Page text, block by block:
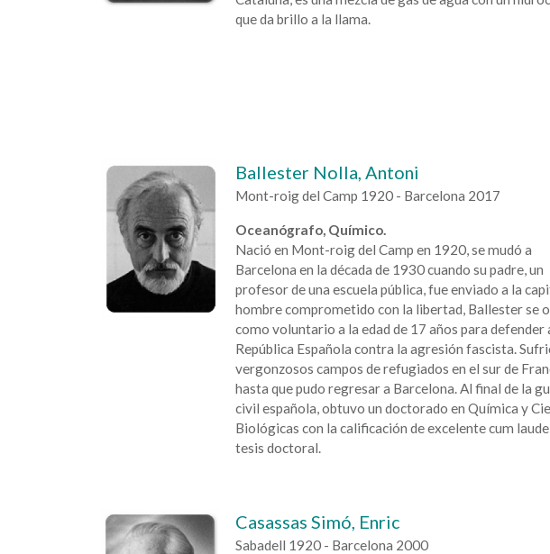
que da brillo a la llama.
Ballester Nolla, Antoni
Mont-roig del Camp 1920 - Barcelona 2017
Oceanógrafo, Químico.
Nació en Mont-roig del Camp en 1920, se mudó a
Barcelona en la década de 1930 cuando su padre, un
profesor de una escuela pública, fue enviado a la
hombre comprometido con la libertad, Ballester se
como voluntario a la edad de 17 años para defender
República Española contra la agresión fascista.
vergonzosos campos de refugiados en el sur de
hasta que pudo regresar a Barcelona. Al final de la
civil española, obtuvo un doctorado en Química y
Biológicas con la calificación de excelente cum
tesis doctoral.
Casassas Simó, Enric
Sabadell 1920 - Barcelona 2000